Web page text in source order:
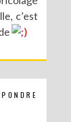
c’est